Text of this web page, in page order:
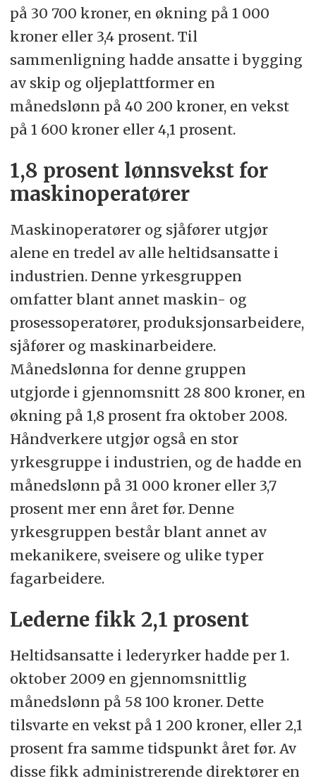
på 30 700 kroner, en økning på 1 000
kroner eller 3,4 prosent. Til
sammenligning hadde ansatte i bygging
av skip og oljeplattformer en
månedslønn på 40 200 kroner, en vekst
på 1 600 kroner eller 4,1 prosent.
1,8 prosent lønnsvekst for
maskinoperatører
Maskinoperatører og sjåfører utgjør
alene en tredel av alle heltidsansatte i
industrien. Denne yrkesgruppen
omfatter blant annet maskin- og
prosessoperatører, produksjonsarbeidere,
sjåfører og maskinarbeidere.
Månedslønna for denne gruppen
utgjorde i gjennomsnitt 28 800 kroner, en
økning på 1,8 prosent fra oktober 2008.
Håndverkere utgjør også en stor
yrkesgruppe i industrien, og de hadde en
månedslønn på 31 000 kroner eller 3,7
prosent mer enn året før. Denne
yrkesgruppen består blant annet av
mekanikere, sveisere og ulike typer
fagarbeidere.
Lederne fikk 2,1 prosent
Heltidsansatte i lederyrker hadde per 1.
oktober 2009 en gjennomsnittlig
månedslønn på 58 100 kroner. Dette
tilsvarte en vekst på 1 200 kroner, eller 2,1
prosent fra samme tidspunkt året før. Av
disse fikk administrerende direktører en